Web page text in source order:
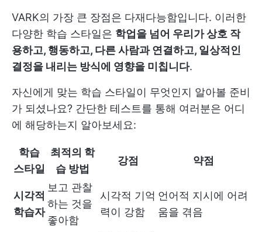
VARK의 가장 큰 장점은 다재다능함입니다. 이러한
다양한 학습 스타일은 학업을 넘어 우리가 상호 작
용하고, 행동하고, 다른 사람과 연결하고, 일상적인
결정을 내리는 방식에 영향을 미칩니다.
자신에게 맞는 학습 스타일이 무엇인지 알아볼 준비
가 되셨나요? 간단한 테스트를 통해 여러분은 어디
에 해당하는지 알아보세요:
학습
스타일
최적의 학
습 방법
강점 약점
시각적
학습자
보고 관찰
하는 것을
좋아함
시각적 기억
력이 강함
언어적 지시에 어려
움을 겪음